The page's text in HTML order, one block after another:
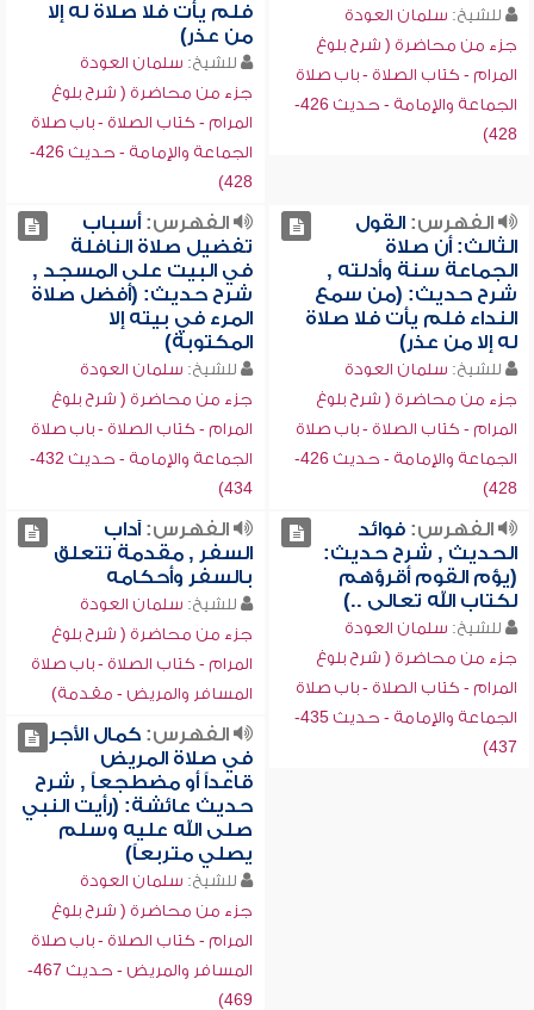
للشيخ: سلمان العودة
جزء من محاضرة ( شرح بلوغ
المرام - كتاب الصلاة - باب صلاة
الجماعة والإمامة - حديث 426-
428)
فلم يأت فلا صلاة له إلا
من عذر)
للشيخ: سلمان العودة
جزء من محاضرة ( شرح بلوغ
المرام - كتاب الصلاة - باب صلاة
الجماعة والإمامة - حديث 426-
428)
الفهرس:القول
الثالث: أن صلاة
الجماعة سنة وأدلته ,
شرح حديث: (من سمع
النداء فلم يأت فلا صلاة
له إلا من عذر)
للشيخ: سلمان العودة
جزء من محاضرة ( شرح بلوغ
المرام - كتاب الصلاة - باب صلاة
الجماعة والإمامة - حديث 426-
428)
الفهرس:أسباب
تفضيل صلاة النافلة
في البيت على المسجد ,
شرح حديث: (أفضل صلاة
المرء في بيته إلا
المكتوبة)
للشيخ: سلمان العودة
جزء من محاضرة ( شرح بلوغ
المرام - كتاب الصلاة - باب صلاة
الجماعة والإمامة - حديث 432-
434)
الفهرس:فوائد
الحديث , شرح حديث:
(يؤم القوم أقرؤهم
لكتاب الله تعالى ..)
للشيخ: سلمان العودة
جزء من محاضرة ( شرح بلوغ
المرام - كتاب الصلاة - باب صلاة
الجماعة والإمامة - حديث 435-
437)
الفهرس:آداب
السفر , مقدمة تتعلق
بالسفر وأحكامه
للشيخ: سلمان العودة
جزء من محاضرة ( شرح بلوغ
المرام - كتاب الصلاة - باب صلاة
المسافر والمريض - مقدمة)
الفهرس:كمال الأجر
في صلاة المريض
قاعداً أو مضطجعاً , شرح
حديث عائشة: (رأيت النبي
صلى الله عليه وسلم
يصلي متربعاً)
للشيخ: سلمان العودة
جزء من محاضرة ( شرح بلوغ
المرام - كتاب الصلاة - باب صلاة
المسافر والمريض - حديث 467-
469)